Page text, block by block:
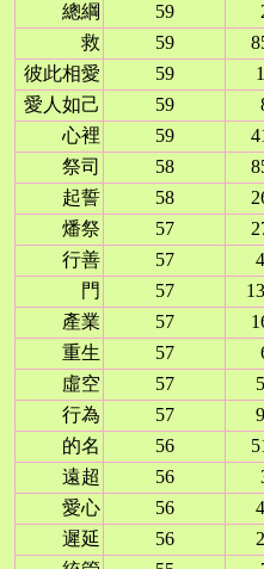
總綱
59
救
59
彼此相愛
59
愛人如己
59
心裡
59
祭司
58
起誓
58
燔祭
57
行善
57
門
57
產業
57
重生
57
虛空
57
行為
57
的名
56
遠超
56
愛心
56
遲延
56